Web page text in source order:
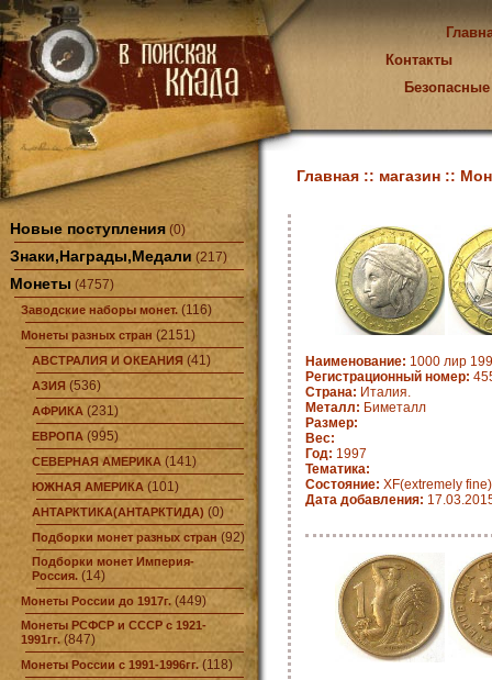
Контакты
Новые поступления (0)
Знаки,Награды,Медали (217)
Монеты (4757)
Заводские наборы монет. (116)
Монеты разных стран (2151)
АВСТРАЛИЯ И ОКЕАНИЯ (41)
АЗИЯ (536)
АФРИКА (231)
ЕВРОПА (995)
СЕВЕРНАЯ АМЕРИКА (141)
ЮЖНАЯ АМЕРИКА (101)
АНТАРКТИКА(АНТАРКТИДА) (0)
Подборки монет разных стран (92)
Подборки монет Империя-
Россия. (14)
Монеты России до 1917г. (449)
Монеты РСФСР и СССР с 1921-
1991гг. (847)
Монеты России с 1991-1996гг. (118)
Главная :: магазин ::
Наименование: 1000 лир
Регистрационный номер:
Страна: Италия.
Металл: Биметалл
Размер:
Вес:
Год: 1997
Тематика:
Состояние: XF(extremely fine)
Дата добавления: